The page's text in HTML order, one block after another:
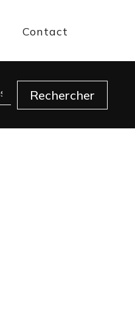
Contact